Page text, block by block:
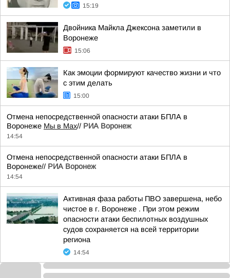
15:19
Двойника Майкла Джексона заметили в
Воронеже
15:06
Как эмоции формируют качество жизни и что
с этим делать
15:00
Отмена непосредственной опасности атаки БПЛА в
Воронеже Мы в Мах// РИА Воронеж
14:54
Отмена непосредственной опасности атаки БПЛА в
Воронеже// РИА Воронеж
14:54
Активная фаза работы ПВО завершена, небо
чистое в г. Воронеже . При этом режим
опасности атаки беспилотных воздушных
судов сохраняется на всей территории
региона
14:54